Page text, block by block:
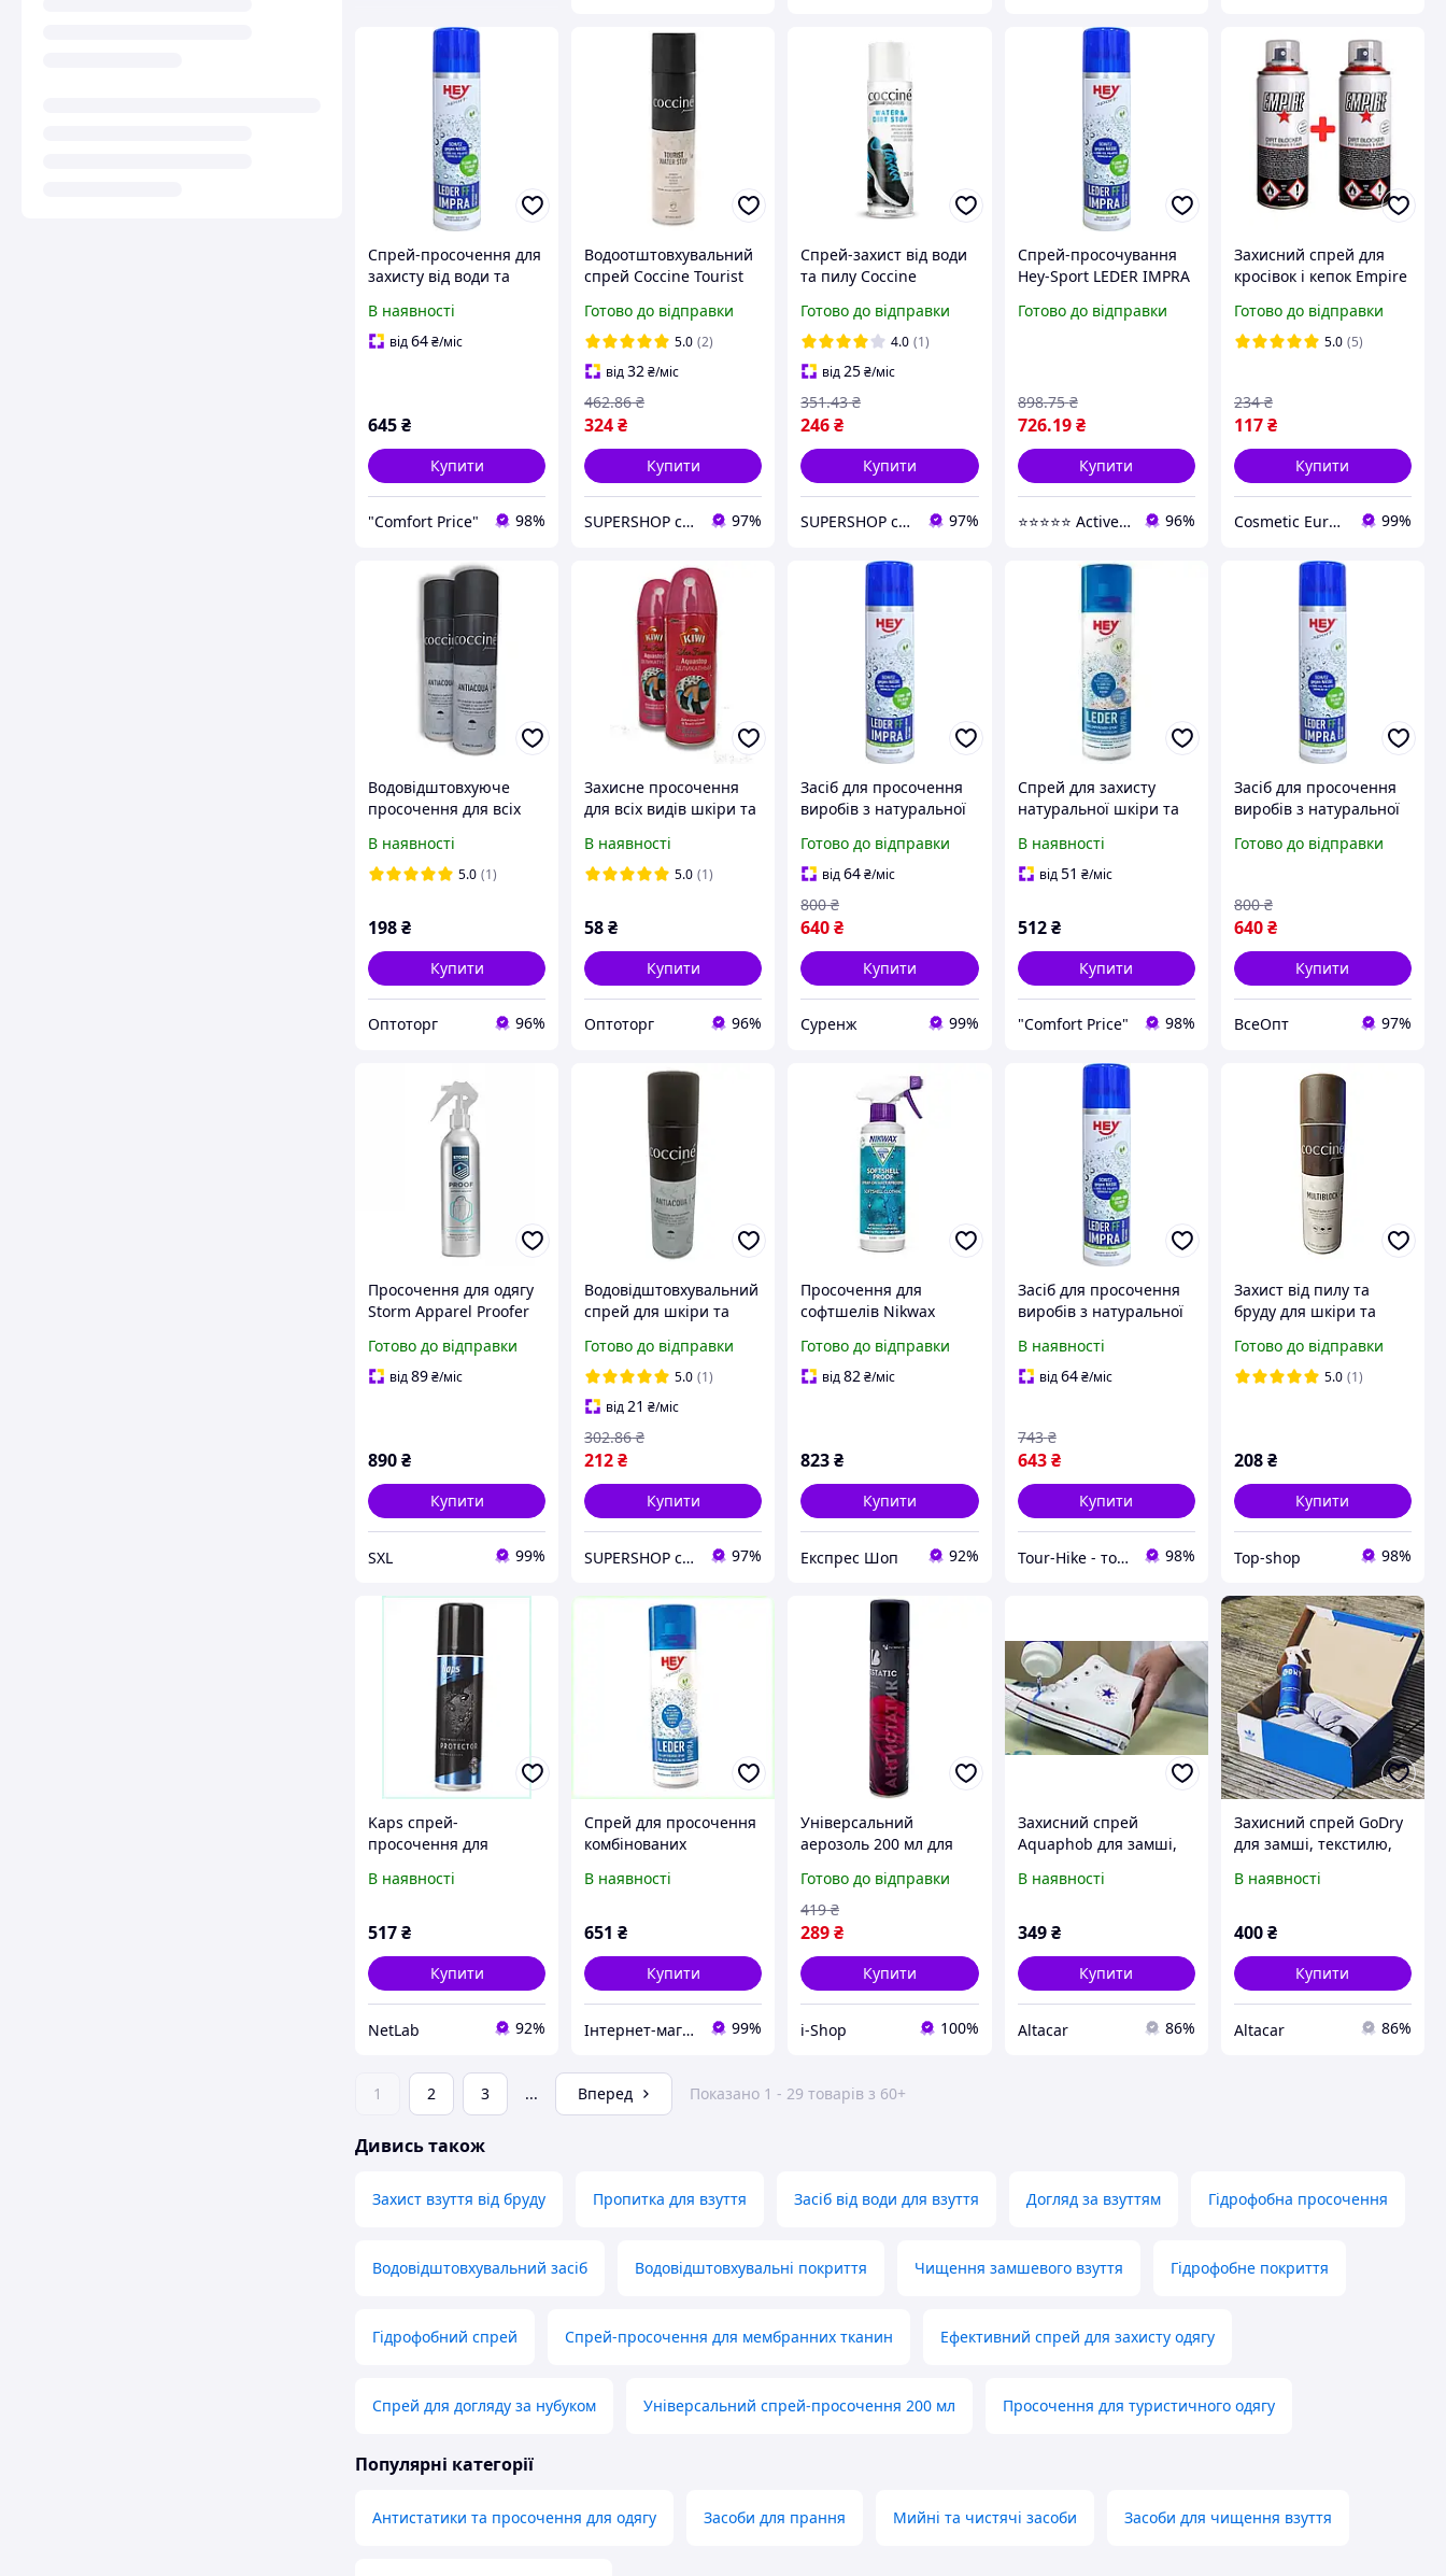
Спрей-просочення для
захисту від води та
натуральної шкіри,
текстилю та їх
В наявності
від64₴/міс
645₴
Купити
"Сomfort Рrice" 98%
Водоотштовхувальний
спрей Coccine Tourist
Гідрофобний захист
для шкіри, замші та
текстилю | 400 мл
Готово до відправки
5.0 (2)
від32 ₴/міс
324₴
462.86 ₴
Купити
SUPERSHOP супер ціни, супер вибір, супер покупки! 97%
Спрей-захист від води
та пилу Coccine
мл для шкіри та
текстилю
Готово до відправки
4.0 (1)
від25₴/міс
246₴
351.43 ₴
Купити
SUPERSHOP супер ціни, супер вибір, супер покупки! 97%
Спрей-просочування
Hey-Sport LEDER IMPRA
текстилю
Готово до відправки
726.19 ₴
898.75 ₴
Купити
⭐️⭐️⭐️⭐️⭐️ Active Point 96%
Захисний спрей для
кросівок і кепок Empire
200 мл у подарунок
Готово до відправки
5.0 (5)
117₴
234 ₴
Купити
Cosmetic Euroshop 99%
Водовідштовхуюче
просочення для всіх
текстилю 250мл
Coccine ANTIACQUA
В наявності
5.0 (1)
198₴
Купити
Оптоторг 96%
Захисне просочення
для всіх видів шкіри та
делікатний Kiwi 200мл
В наявності
5.0 (1)
58₴
Купити
Оптоторг 96%
Засіб для просочення
виробів з натуральної
поєднань Hey-Sport
LEDER IMPRA, флакон-
спрей 200 мл
Готово до відправки
від64₴/міс
640₴
800 ₴
Купити
Суренж 99%
Спрей для захисту
натуральної шкіри та
LEDER IMPRA - 200 мл.
В наявності
від51 ₴/міс
512 ₴
Купити
"Сomfort Рrice" 98%
Засіб для просочення
виробів з натуральної
поєднань Hey-Sport
спрей 200 мл
Готово до відправки
640₴
800 ₴
Купити
ВсеОпт 97%
Просочення для одягу
Storm Apparel Proofer
водовідштовхувальний
спрей для
Готово до відправки
від89₴/міс
890₴
Купити
SXL 99%
Водовідштовхувальний
спрей для шкіри та
ANTIACQUA 250 мл
Готово до відправки
5.0 (1)
від21 ₴/міс
212₴
302.86 ₴
Купити
SUPERSHOP супер ціни, супер вибір, супер покупки! 97%
Просочення для
софтшелів Nikwax
300ml об'єм 300ml для
Windstopper®
Готово до відправки
від82₴/міс
823₴
Купити
Експрес Шоп 92%
Засіб для просочення
виробів з натуральної
поєднань Hey-Sport
LEDER IMPRA
В наявності
від64 ₴/міс
643 ₴
743 ₴
Купити
Tour-Hike - товари для туризму та активного відпочинку 98%
Захист від пилу та
бруду для шкіри та
MULTIBLOCK 250мл
Готово до відправки
5.0 (1)
208₴
Купити
Top-shop 98%
Kaps спрей-
просочення для
текстилю 400 мл
В наявності
517₴
Купити
NetLab 92%
Спрей для просочення
комбінованих
шкіра 200 мл,
В наявності
651 ₴
Купити
Інтернет-магазин SaleX 99%
Універсальний
аерозоль 200 мл для
статики та усунення
електризації текстилю
Готово до відправки
289₴
419 ₴
Купити
i-Shop 100%
Захисний спрей
Aquaphob для замші,
В наявності
349 ₴
Купити
Altacar 86%
Захисний спрей GoDry
для замші, текстилю,
В наявності
400₴
Купити
Altacar 86%
1 2 3 ... Вперед Показано 1 - 29 товарів з 60+
Дивись також
Захист взуття від бруду Пропитка для взуття Засіб від води для взуття Догляд за взуттям Гідрофобна просочення
Водовідштовхувальний засіб Водовідштовхувальні покриття Чищення замшевого взуття Гідрофобне покриття
Гідрофобний спрей Спрей-просочення для мембранних тканин Ефективний спрей для захисту одягу
Спрей для догляду за нубуком Універсальний спрей-просочення 200 мл Просочення для туристичного одягу
Популярні категорії
Антистатики та просочення для одягу Засоби для прання Мийні та чистячі засоби Засоби для чищення взуття